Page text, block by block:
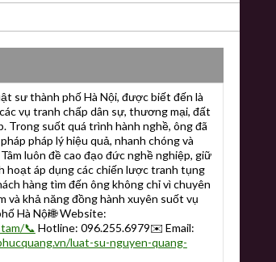
sư thành phố Hà Nội, được biết đến là
vụ tranh chấp dân sự, thương mại, đất
Trong suốt quá trình hành nghề, ông đã
pháp lý hiệu quả, nhanh chóng và
luôn đề cao đạo đức nghề nghiệp, giữ
áp dụng các chiến lược tranh tụng
hàng tìm đến ông không chỉ vì chuyên
và khả năng đồng hành xuyên suốt vụ
Hà Nội🌐 Website:
📞 Hotline: 096.255.6979✉️ Email:
luat-su-nguyen-quang-